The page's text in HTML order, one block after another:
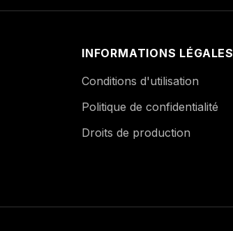
INFORMATIONS LÉGALES
Conditions d'utilisation
Politique de confidentialité
Droits de production